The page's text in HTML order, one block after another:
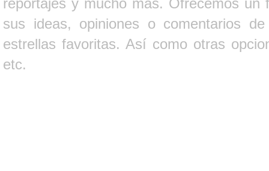
sus ideas, opiniones o comentarios
estrellas favoritas. Así como otras
etc.